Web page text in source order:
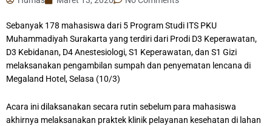
Sebanyak 178 mahasiswa dari 5 Program Studi ITS PKU
Muhammadiyah Surakarta yang terdiri dari Prodi D3 Keperawatan,
D3 Kebidanan, D4 Anestesiologi, S1 Keperawatan, dan S1 Gizi
melaksanakan pengambilan sumpah dan penyematan lencana di
Megaland Hotel, Selasa (10/3)
Acara ini dilaksanakan secara rutin sebelum para mahasiswa
akhirnya melaksanakan praktek klinik pelayanan kesehatan di lahan